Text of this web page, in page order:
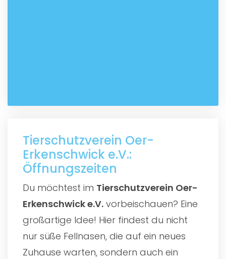
Tierschutzverein Oer-
Erkenschwick e.V.:
Öffnungszeiten
Du möchtest im Tierschutzverein Oer-
Erkenschwick e.V. vorbeischauen? Eine
großartige Idee! Hier findest du nicht
nur süße Fellnasen, die auf ein neues
Zuhause warten, sondern auch ein